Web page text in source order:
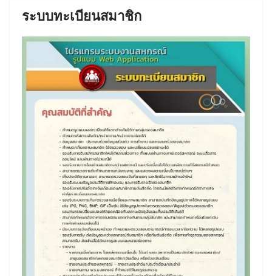
ระบบทะเบียนสมาชิก